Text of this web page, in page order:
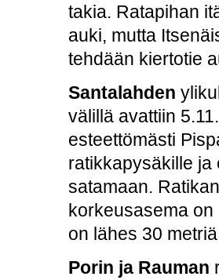
takia. Ratapihan
auki, mutta
tehdään kiertotie
Santalahden
välillä avattiin
esteettömästi
ratikkapysäkille ja
satamaan.
korkeusasema
on lähes 30
Porin ja Rauman